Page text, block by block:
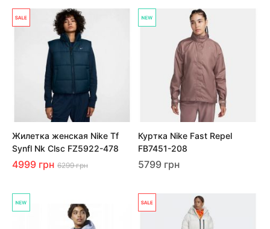
Жилетка женская Nike Tf
Synfl Nk Clsc FZ5922-478
4999 грн 6299 грн
Куртка Nike Fast Repel
FB7451-208
5799 грн